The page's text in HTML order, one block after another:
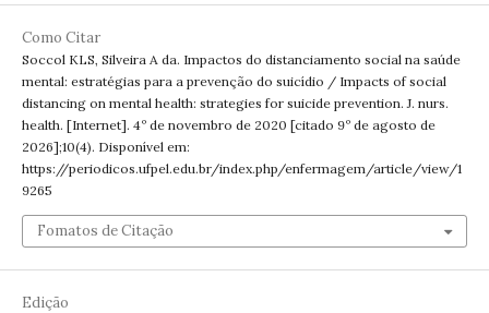
Como Citar
Soccol KLS, Silveira A da. Impactos do distanciamento social na saúde
mental: estratégias para a prevenção do suicídio / Impacts of social
distancing on mental health: strategies for suicide prevention. J. nurs.
health. [Internet]. 4º de novembro de 2020 [citado 9º de agosto de
2026];10(4). Disponível em:
https://periodicos.ufpel.edu.br/index.php/enfermagem/article/view/1
9265
Fomatos de Citação
Edição